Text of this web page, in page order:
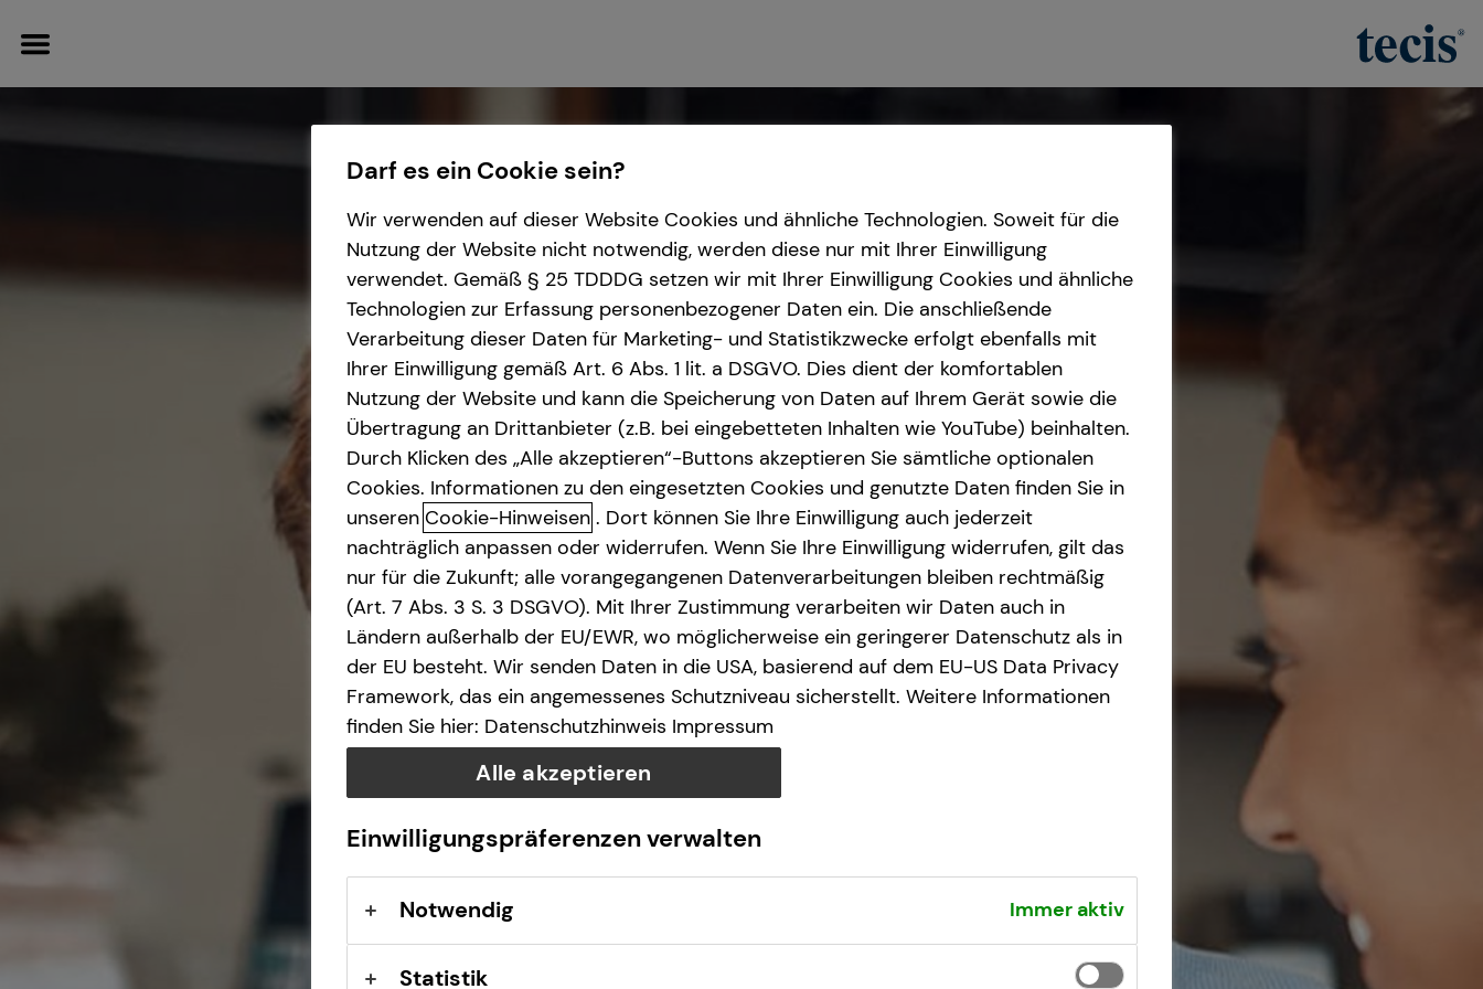
Videoberatung
Spezialisten-Netzwerk
Vermögenssicherung
Interview
Kundenportal
Karrierechancen
Darf es ein Cookie sein?
Wir verwenden auf dieser Website Cookies und ähnliche Technologien. Soweit für die
Nutzung der Website nicht notwendig, werden diese nur mit Ihrer Einwilligung
verwendet. Gemäß § 25 TDDDG setzen wir mit Ihrer Einwilligung Cookies und ähnliche
Technologien zur Erfassung personenbezogener Daten ein. Die anschließende
Verarbeitung dieser Daten für Marketing- und Statistikzwecke erfolgt ebenfalls mit
Ihrer Einwilligung gemäß Art. 6 Abs. 1 lit. a DSGVO. Dies dient der komfortablen
Nutzung der Website und kann die Speicherung von Daten auf Ihrem Gerät sowie die
Übertragung an Drittanbieter (z.B. bei eingebetteten Inhalten wie YouTube) beinhalten.
Durch Klicken des „Alle akzeptieren“-Buttons akzeptieren Sie sämtliche optionalen
Cookies. Informationen zu den eingesetzten Cookies und genutzte Daten finden Sie in
unseren Cookie-Hinweisen . Dort können Sie Ihre Einwilligung auch jederzeit
nachträglich anpassen oder widerrufen. Wenn Sie Ihre Einwilligung widerrufen, gilt das
nur für die Zukunft; alle vorangegangenen Datenverarbeitungen bleiben rechtmäßig
(Art. 7 Abs. 3 S. 3 DSGVO). Mit Ihrer Zustimmung verarbeiten wir Daten auch in
Ländern außerhalb der EU/EWR, wo möglicherweise ein geringerer Datenschutz als in
der EU besteht. Wir senden Daten in die USA, basierend auf dem EU-US Data Privacy
Framework, das ein angemessenes Schutzniveau sicherstellt. Weitere Informationen
finden Sie hier: Datenschutzhinweis Impressum
Alle akzeptieren
Einwilligungspräferenzen verwalten
Notwendig Immer aktiv
Statistik